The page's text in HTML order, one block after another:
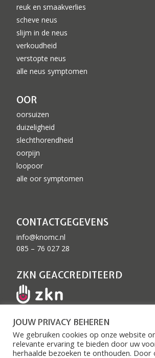
reuk en smaakverlies
scheve neus
slijm in de neus
verkoudheid
verstopte neus
alle neus symptomen
OOR
oorsuizen
duizeligheid
slechthorendheid
oorpijn
loopoor
alle oor symptomen
CONTACTGEGEVENS
info@knomc.nl
085 – 76 027 28
ZKN GEACCREDITEERD
JOUW PRIVACY BEHEREN
We gebruiken cookies op onze website
relevante ervaring te bieden door uw
herhaalde bezoeken te onthouden. Door